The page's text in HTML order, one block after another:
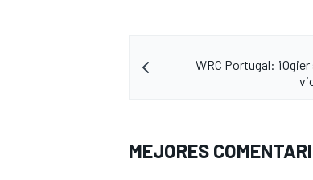
WRC Portugal:
MEJORES